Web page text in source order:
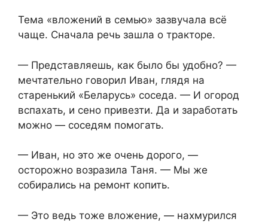
Тема «вложений в семью» зазвучала всё
чаще. Сначала речь зашла о тракторе.
— Представляешь, как было бы удобно? —
мечтательно говорил Иван, глядя на
старенький «Беларусь» соседа. — И огород
вспахать, и сено привезти. Да и заработать
можно — соседям помогать.
— Иван, но это же очень дорого, —
осторожно возразила Таня. — Мы же
собирались на ремонт копить.
— Это ведь тоже вложение, — нахмурился